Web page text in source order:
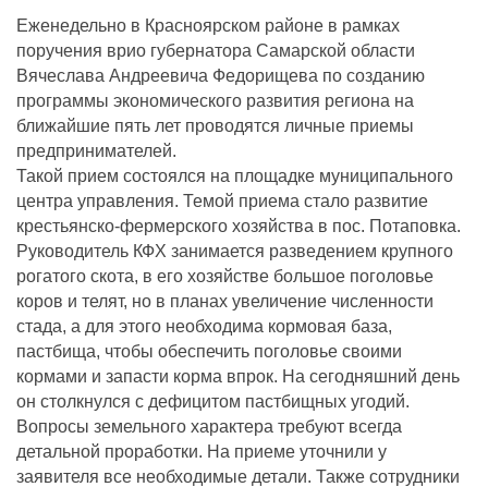
Еженедельно в Красноярском районе в рамках
поручения врио губернатора Самарской области
Вячеслава Андреевича Федорищева по созданию
программы экономического развития региона на
ближайшие пять лет проводятся личные приемы
предпринимателей.
Такой прием состоялся на площадке муниципального
центра управления. Темой приема стало развитие
крестьянско-фермерского хозяйства в пос. Потаповка.
Руководитель КФХ занимается разведением крупного
рогатого скота, в его хозяйстве большое поголовье
коров и телят, но в планах увеличение численности
стада, а для этого необходима кормовая база,
пастбища, чтобы обеспечить поголовье своими
кормами и запасти корма впрок. На сегодняшний день
он столкнулся с дефицитом пастбищных угодий.
Вопросы земельного характера требуют всегда
детальной проработки. На приеме уточнили у
заявителя все необходимые детали. Также сотрудники